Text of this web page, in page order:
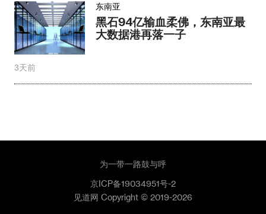
东南亚
黑石94亿输血柔佛，东南亚最
大数据港再落一子
3天前
为一带一路鼓与呼
京ICP备19034951号-2
见道网 Copyright © 2019-2026